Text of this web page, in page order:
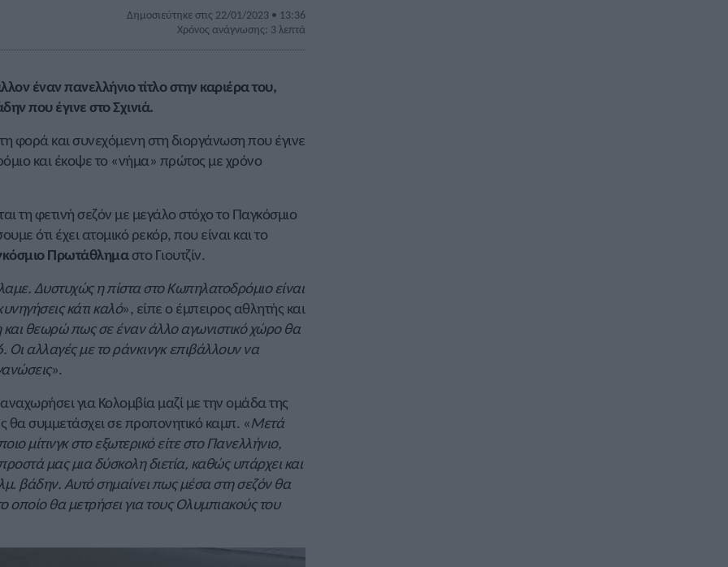
Δημοσιεύτηκε στις 22/01/2023 • 13:36
Χρόνος ανάγνωσης: 3 λεπτά
έναν πανελλήνιο τίτλο στην καριέρα του,
που έγινε στο Σχινιά.
φορά και συνεχόμενη στη διοργάνωση που έγινε
και έκοψε το «νήμα» πρώτος με χρόνο
τη φετινή σεζόν με μεγάλο στόχο το Παγκόσμιο
ότι έχει ατομικό ρεκόρ, που είναι και το
Πρωτάθλημα στο Γιουτζίν.
Δυστυχώς η πίστα στο Κωπηλατοδρόμιο είναι
κάτι καλό», είπε ο έμπειρος αθλητής και
και θεωρώ πως σε έναν άλλο αγωνιστικό χώρο θα
αλλαγές με το ράνκινγκ επιβάλλουν να
».
για Κολομβία μαζί με την ομάδα της
θα συμμετάσχει σε προπονητικό καμπ. «Μετά
μίτινγκ στο εξωτερικό είτε στο Πανελλήνιο,
μας μια δύσκολη διετία, καθώς υπάρχει και
βάδην. Αυτό σημαίνει πως μέσα στη σεζόν θα
οποίο θα μετρήσει για τους Ολυμπιακούς του